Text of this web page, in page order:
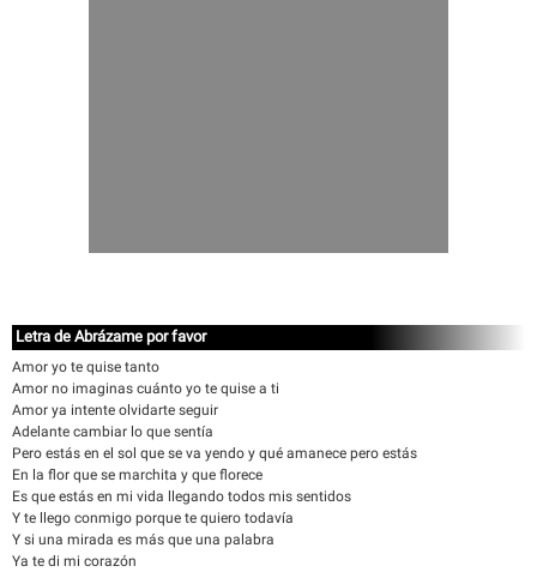
Letra de Abrázame por favor
Amor yo te quise tanto
Amor no imaginas cuánto yo te quise a ti
Amor ya intente olvidarte seguir
Adelante cambiar lo que sentía
Pero estás en el sol que se va yendo y qué amanece pero estás
En la flor que se marchita y que florece
Es que estás en mi vida llegando todos mis sentidos
Y te llego conmigo porque te quiero todavía
Y si una mirada es más que una palabra
Ya te di mi corazón